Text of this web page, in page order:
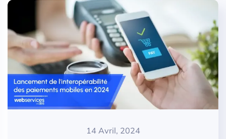
14 Avril, 2024